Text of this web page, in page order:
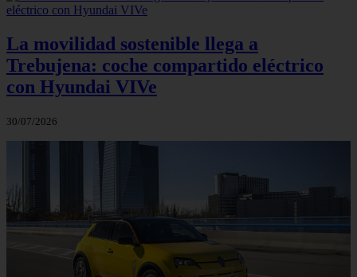
La movilidad sostenible llega a
Trebujena: coche compartido eléctrico
con Hyundai VIVe
30/07/2026